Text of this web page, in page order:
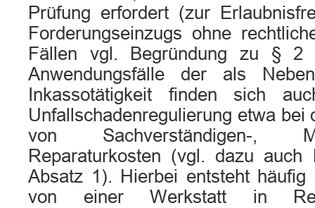
Prüfung erfordert (zur
Forderungseinzugs ohne
Fällen vgl. Begründung zu § 2
Anwendungsfälle der als
Inkassotätigkeit finden sich
Unfallschadenregulierung etwa bei
von Sachverständigen-,
Reparaturkosten (vgl. dazu
Absatz 1). Hierbei entsteht
von einer Werkstatt in